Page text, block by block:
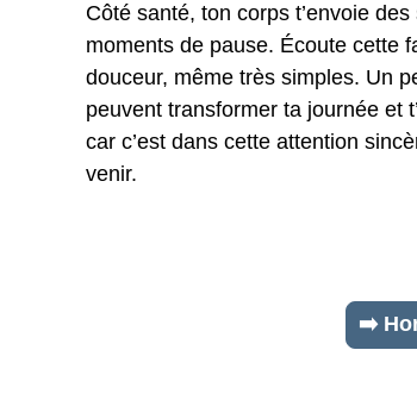
Côté santé, ton corps t’envoie
moments de pause. Écoute cette
douceur, même très simples. Un
peuvent transformer ta journée et
car c’est dans cette attention
venir.
➡️